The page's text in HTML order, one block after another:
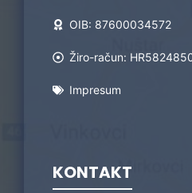
OIB: 87600034572
Žiro-račun:
Impresum
KONTAKT